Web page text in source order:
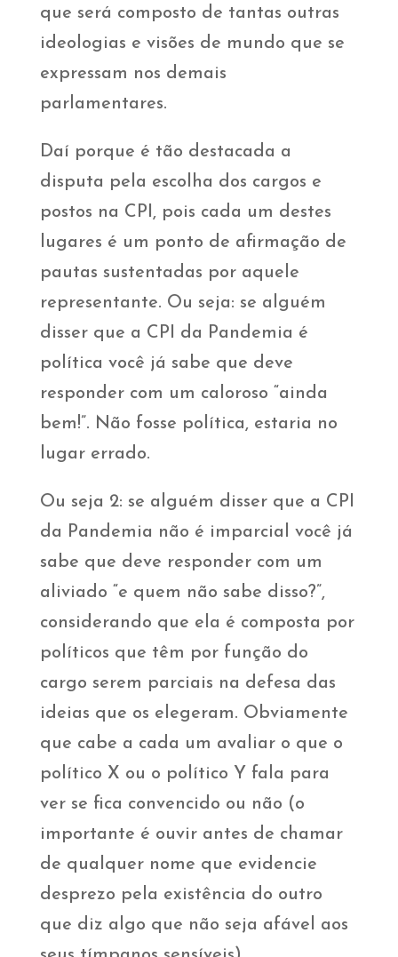
que será composto de tantas outras
ideologias e visões de mundo que se
expressam nos demais
parlamentares.
Daí porque é tão destacada a
disputa pela escolha dos cargos e
postos na CPI, pois cada um destes
lugares é um ponto de afirmação de
pautas sustentadas por aquele
representante. Ou seja: se alguém
disser que a CPI da Pandemia é
política você já sabe que deve
responder com um caloroso “ainda
bem!”. Não fosse política, estaria no
lugar errado.
Ou seja 2: se alguém disser que a CPI
da Pandemia não é imparcial você já
sabe que deve responder com um
aliviado “e quem não sabe disso?”,
considerando que ela é composta por
políticos que têm por função do
cargo serem parciais na defesa das
ideias que os elegeram. Obviamente
que cabe a cada um avaliar o que o
político X ou o político Y fala para
ver se fica convencido ou não (o
importante é ouvir antes de chamar
de qualquer nome que evidencie
desprezo pela existência do outro
que diz algo que não seja afável aos